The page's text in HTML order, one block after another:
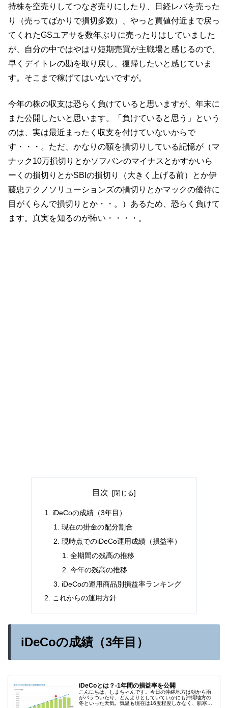
持株を空売りしてつなぎ売りにしたり、日経レバを売った
り（売ってばかりで損切多数）、やっと買値付近まで戻っ
てくれたGSユアサを数年ぶりに売ったりはしていました
が、自分の中ではやはり短期売買が主戦場と感じるので、
早くデイトレの勘を取り戻し、復帰したいと感じていま
す。そこまで稼げてはいないですが。
今年の株の収支は恐らく負けていると思いますが、年末に
また公開したいと思います。「負けていると思う」という
のは、実は最近まったく収支を付けていないからで
す・・・。ただ、かなりの額を損切りしている記憶が（マ
ナック10万損切りとかソフバンのマイナスとかすかいら
ーくの損切りとかSBIの損切り（大きく上げる前）とか伊
藤忠テクノソリューションズの損切りとかマックの優待に
目がくらんで損切りとか・・。）あるため、恐らく負けて
ます。真実を知るのが怖い・・・・。
目次
iDeCoの成績（3年目）
現在の掛金の配分割合
現時点でのiDeCo運用成績（損益率）
全期間の残高の推移
今年の残高の推移
iDeCoの運用商品別損益率ランキング
これからの運用方針
iDeCoの成績（3年目）
iDeCoとは？-1年間の損益率を公開
こんにちは、しまちゃんです。今日の沖縄地方は朝から雨
がパラついたり、どんよりとしていていかにも沖縄地方の
冬といった天気。気温も現在は16度程度しかなく、肌寒